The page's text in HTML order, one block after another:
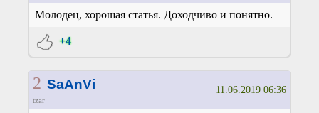
Молодец, хорошая статья. Доходчиво и понятно.
+4
2 SaAnVi
tzar
11.06.2019 06:36